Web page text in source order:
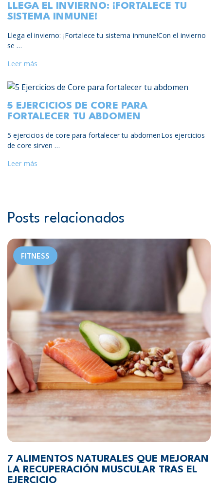
LLEGA EL INVIERNO: ¡FORTALECE TU
SISTEMA INMUNE!
Llega el invierno: ¡Fortalece tu sistema inmune!Con el invierno
se …
Leer más
5 EJERCICIOS DE CORE PARA
FORTALECER TU ABDOMEN
5 ejercicios de core para fortalecer tu abdomenLos ejercicios
de core sirven …
Leer más
Posts relacionados
FITNESS
7 ALIMENTOS NATURALES QUE MEJORAN
LA RECUPERACIÓN MUSCULAR TRAS EL
EJERCICIO